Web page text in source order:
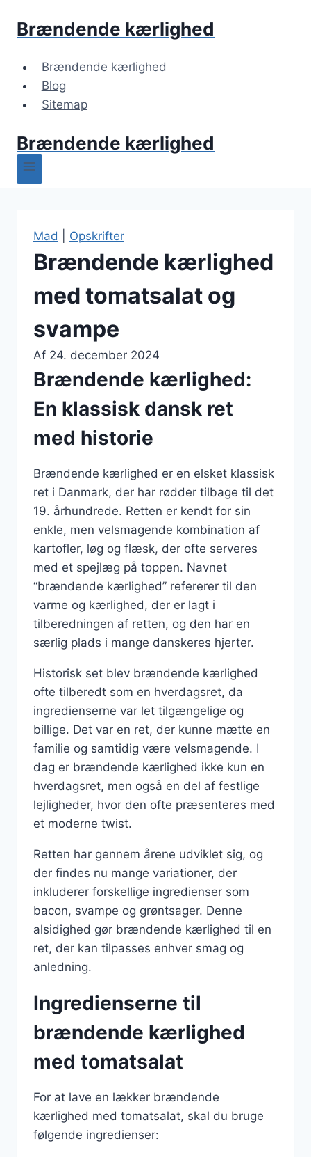
Brændende kærlighed
Brændende kærlighed
Blog
Sitemap
Brændende kærlighed
Mad Opskrifter
Brændende kærlighed
med tomatsalat og
svampe
Af 24. december 2024
Brændende kærlighed:
En klassisk dansk ret
med historie
Brændende kærlighed er en elsket klassisk
ret i Danmark, der har rødder tilbage til det
19. århundrede. Retten er kendt for sin
enkle, men velsmagende kombination af
kartofler, løg og flæsk, der ofte serveres
med et spejlæg på toppen. Navnet
“brændende kærlighed” refererer til den
varme og kærlighed, der er lagt i
tilberedningen af retten, og den har en
særlig plads i mange danskeres hjerter.
Historisk set blev brændende kærlighed
ofte tilberedt som en hverdagsret, da
ingredienserne var let tilgængelige og
billige. Det var en ret, der kunne mætte en
familie og samtidig være velsmagende. I
dag er brændende kærlighed ikke kun en
hverdagsret, men også en del af festlige
lejligheder, hvor den ofte præsenteres med
et moderne twist.
Retten har gennem årene udviklet sig, og
der findes nu mange variationer, der
inkluderer forskellige ingredienser som
bacon, svampe og grøntsager. Denne
alsidighed gør brændende kærlighed til en
ret, der kan tilpasses enhver smag og
anledning.
Ingredienserne til
brændende kærlighed
med tomatsalat
For at lave en lækker brændende
kærlighed med tomatsalat, skal du bruge
følgende ingredienser: